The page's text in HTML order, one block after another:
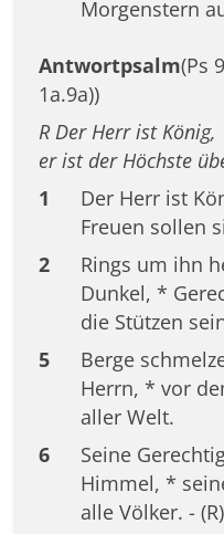
Morgenstern
Antwortpsalm(Ps
1a.9a))
R Der Herr ist König,
er ist der Höchste
1
Der Herr ist
Freuen sollen
2
Rings um ihn
Dunkel, *
die Stützen
5
Berge
Herrn, * vor
aller Welt.
6
Seine
Himmel, *
alle Völker. - (R)